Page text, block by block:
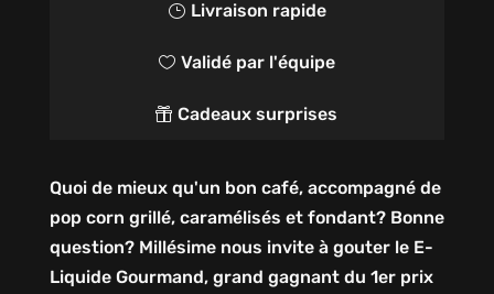
prix :
à
} Livraison rapide
 Validé par l'équipe
 Cadeaux surprises
Quoi de mieux qu'un bon café, accompagné de
pop corn grillé, caramélisés et fondant? Bonne
question? Millésime nous invite à gouter le E-
Liquide Gourmand, grand gagnant du 1er prix